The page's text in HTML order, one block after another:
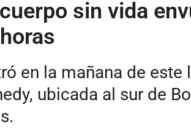
sin vida
en la mañana de
ubicada al sur de